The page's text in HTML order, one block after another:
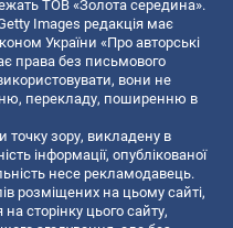
ТОВ «Золота середина».
Images редакція має
України «Про авторські
права без письмового
вони не
перекладу, поширенню в
точку зору, викладену в
інформації, опублікованої
несе рекламодавець.
розміщених на цьому сайті,
сторінку цього сайту,